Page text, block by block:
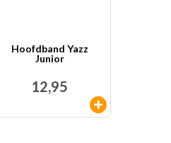
Hoofdband Yazz
Junior
12,95